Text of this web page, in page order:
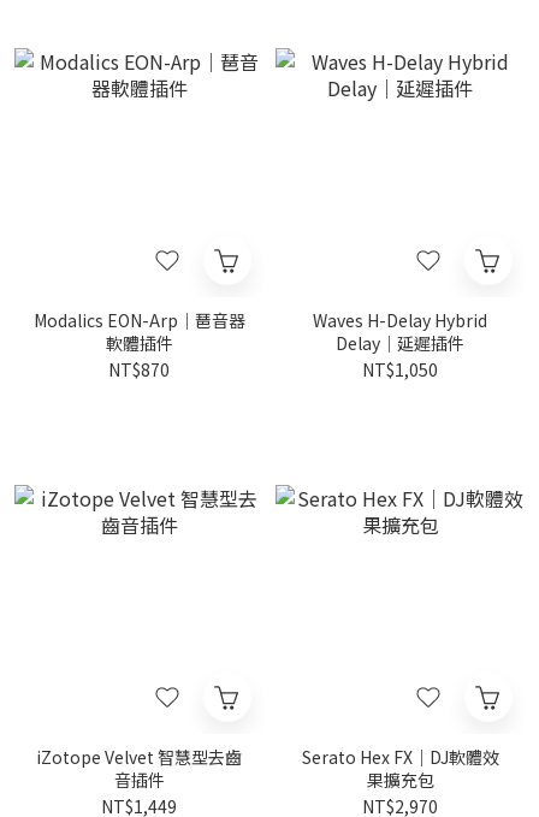
Modalics EON-Arp｜琶音器
軟體插件
NT$870
Waves H-Delay Hybrid
Delay｜延遲插件
NT$1,050
iZotope Velvet 智慧型去齒
音插件
NT$1,449
Serato Hex FX｜DJ軟體效
果擴充包
NT$2,970